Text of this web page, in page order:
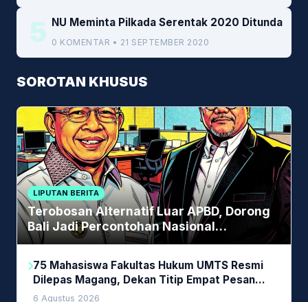
5 NU Meminta Pilkada Serentak 2020 Ditunda
0 KOMENTAR • 21 SEPTEMBER 2020
SOROTAN KHUSUS
LIPUTAN BERITA
Terobosan Alternatif Luar APBD, Dorong
Bali Jadi Percontohan Nasional
Pembiayaan Daerah
75 Mahasiswa Fakultas Hukum UMTS Resmi
Dilepas Magang, Dekan Titip Empat Pesan
Penting
6 Agustus 2026